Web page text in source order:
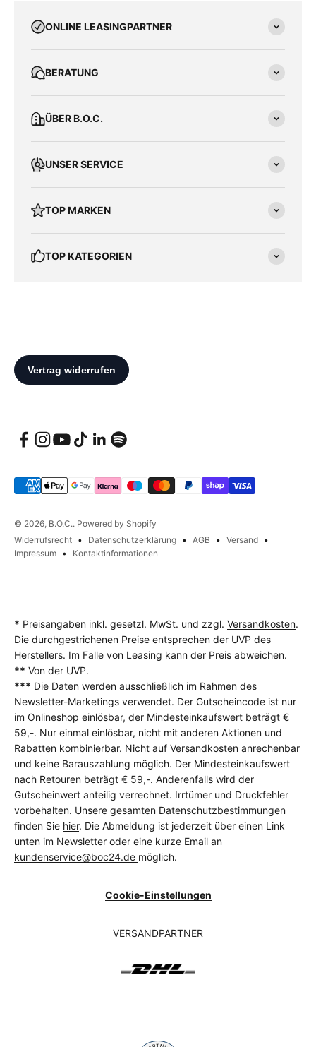
ONLINE LEASINGPARTNER
BERATUNG
ÜBER B.O.C.
UNSER SERVICE
TOP MARKEN
TOP KATEGORIEN
© 2026, B.O.C.. Powered by Shopify
Widerrufsrecht
Datenschutzerklärung AGB
Versand
Impressum
Kontaktinformationen
* Preisangaben inkl. gesetzl. MwSt. und zzgl. Versandkosten.
Die durchgestrichenen Preise entsprechen der UVP des
Herstellers. Im Falle von Leasing kann der Preis abweichen.
** Von der UVP.
*** Die Daten werden ausschließlich im Rahmen des
Newsletter-Marketings verwendet. Der Gutscheincode ist nur
im Onlineshop einlösbar, der Mindesteinkaufswert beträgt €
59,-. Nur einmal einlösbar, nicht mit anderen Aktionen und
Rabatten kombinierbar. Nicht auf Versandkosten anrechenbar
und keine Barauszahlung möglich. Der Mindesteinkaufswert
nach Retouren beträgt € 59,-. Anderenfalls wird der
Gutscheinwert anteilig verrechnet. Irrtümer und Druckfehler
vorbehalten. Unsere gesamten Datenschutzbestimmungen
finden Sie hier. Die Abmeldung ist jederzeit über einen Link
unten im Newsletter oder eine kurze Email an
kundenservice@boc24.de möglich.
Cookie-Einstellungen
VERSANDPARTNER